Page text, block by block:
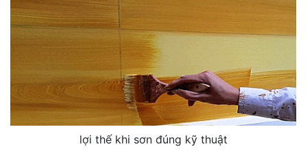
lợi thế khi sơn đúng kỹ thuật